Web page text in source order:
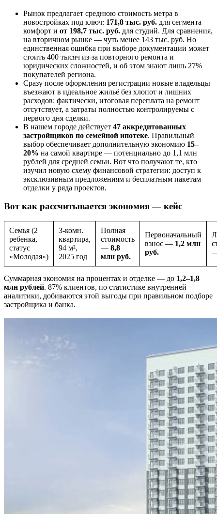
Рынок предлагает среднюю стоимость метра в
новостройках под ключ: 171,8 тыс. руб. для сегмента
комфорт и от 198,7 тыс. руб. для студий. Для сравнения,
на вторичном рынке — чуть менее 143 тыс. руб. Но
единственная ошибка при выборе документации может
стоить 400 тысяч из-за повторного ремонта и
юридических сложностей, и об этом знают лишь 27%
покупателей региона.
Сразу после оформления регистрации новые владельцы
въезжают в идеальное жильё без хлопот и лишних
расходов: фактически, итоговая переплата на ремонт
отсутствует, а затраты полностью контролируемы с
первого дня сделки.
В нашем городе действует 47 аккредитованных
застройщиков по семейной ипотеке. Правильный
выбор обеспечивает дополнительную экономию 15–
20% на самой квартире — потенциально до 1,1 млн
рублей для средней семьи. Вот что получают те, кто
изучил новую схему финансовой стратегии: доступ к
эксклюзивным предложениям и бесплатным пакетам
отделки у ряда проектов.
Вот как рассчитывается экономия — кейс
Семья (2
ребенка,
статус
«Молодая»)
3-комн.
квартира,
94 м²,
2025 год
Полная
стоимость
— 8,8
млн руб.
Первоначальный
взнос — 1,2 млн
руб.
Суммарная экономия на процентах и отделке — до 1,2–1,8
млн рублей. 87% клиентов, по статистике внутренней
аналитики, добиваются этой выгоды при правильном подборе
застройщика и банка.